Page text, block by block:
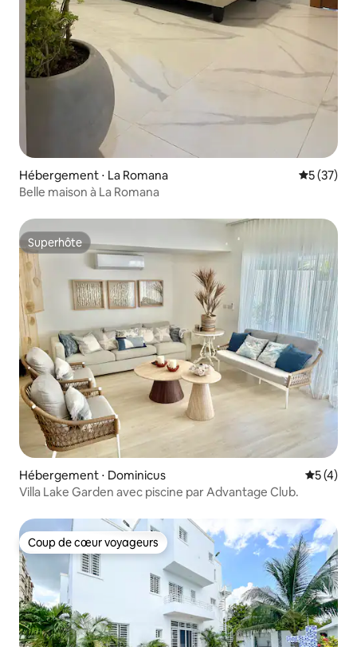
Hébergement ⋅ La Romana
5 (37)
Belle maison à La Romana
Superhôte
Superhôte
Hébergement ⋅ Dominicus
5 (4)
Villa Lake Garden avec piscine par Advantage Club.
Coup de cœur voyageurs
Coup de cœur voyageurs